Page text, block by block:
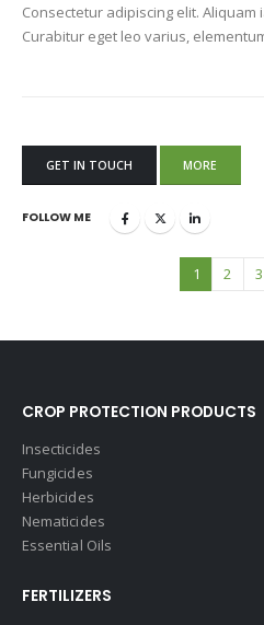
Consectetur adipiscing elit. Aliquam
Curabitur eget leo varius,
GET IN TOUCH MORE
FOLLOW ME
1 2 3
CROP PROTECTION PRODUCTS
Insecticides
Fungicides
Herbicides
Nematicides
Essential Oils
FERTILIZERS